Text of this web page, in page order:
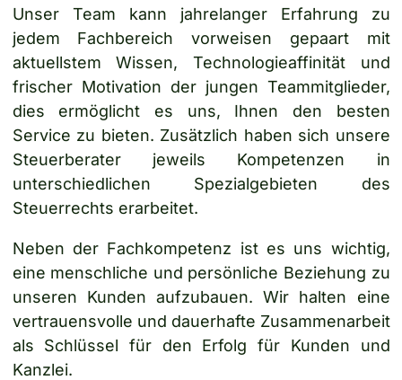
ZUVERLÄSSIG,
KOMPETENT,
MENSCHLICH
Wir sind ein zuverlässiger, kompetenter und
menschlicher Partner in allen
unternehmerischen und steuerrechtlichen
Angelegenheiten unserer Kunden.
Unser Team kann jahrelanger Erfahrung zu
jedem Fachbereich vorweisen gepaart mit
aktuellstem Wissen, Technologieaffinität und
frischer Motivation der jungen Teammitglieder,
dies ermöglicht es uns, Ihnen den besten
Service zu bieten. Zusätzlich haben sich unsere
Steuerberater jeweils Kompetenzen in
unterschiedlichen Spezialgebieten des
Steuerrechts erarbeitet.
Neben der Fachkompetenz ist es uns wichtig,
eine menschliche und persönliche Beziehung zu
unseren Kunden aufzubauen. Wir halten eine
vertrauensvolle und dauerhafte Zusammenarbeit
als Schlüssel für den Erfolg für Kunden und
Kanzlei.